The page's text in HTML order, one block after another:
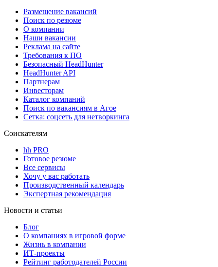
Размещение вакансий
Поиск по резюме
О компании
Наши вакансии
Реклама на сайте
Требования к ПО
Безопасный HeadHunter
HeadHunter API
Партнерам
Инвесторам
Каталог компаний
Поиск по вакансиям в Агое
Сетка: соцсеть для нетворкинга
Соискателям
hh PRO
Готовое резюме
Все сервисы
Хочу у вас работать
Производственный календарь
Экспертная рекомендация
Новости и статьи
Блог
О компаниях в игровой форме
Жизнь в компании
ИТ-проекты
Рейтинг работодателей России